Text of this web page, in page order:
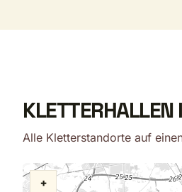
KLETTERHALLEN
Alle Kletterstandorte auf
+